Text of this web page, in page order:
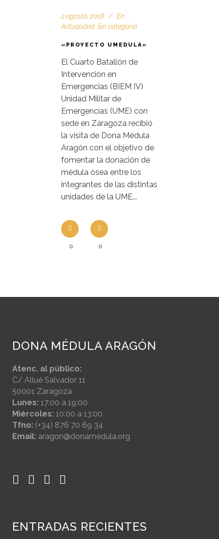
2 agosto, 2018
En
Actualidad, Sin categoría
«PROYECTO UMEDULA»
El Cuarto Batallón de
Intervención en
Emergencias (BIEM IV)
Unidad Militar de
Emergencias (UME) con
sede en Zaragoza recibió
la visita de Dona Médula
Aragón con el objetivo de
fomentar la donación de
médula ósea entre los
integrantes de las distintas
unidades de la UME...
0 0
DONA MÉDULA ARAGÓN
Atenc. al público:
C/ Allué Salvador 11
50001 Zaragoza
Lunes: 17:00 a 19:00
Miércoles: 10:00 a 13:00
Tfno: (+34) 876 70 69 34
Email: aragon@donamedula.org
ENTRADAS RECIENTES